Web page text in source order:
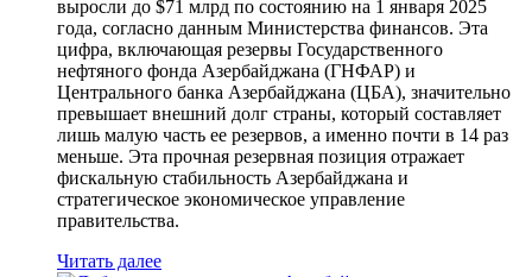
выросли до $71 млрд по состоянию на 1 января 2025
года, согласно данным Министерства финансов. Эта
цифра, включающая резервы Государственного
нефтяного фонда Азербайджана (ГНФАР) и
Центрального банка Азербайджана (ЦБА), значительно
превышает внешний долг страны, который составляет
лишь малую часть ее резервов, а именно почти в 14 раз
меньше. Эта прочная резервная позиция отражает
фискальную стабильность Азербайджана и
стратегическое экономическое управление
правительства.
Читать далее